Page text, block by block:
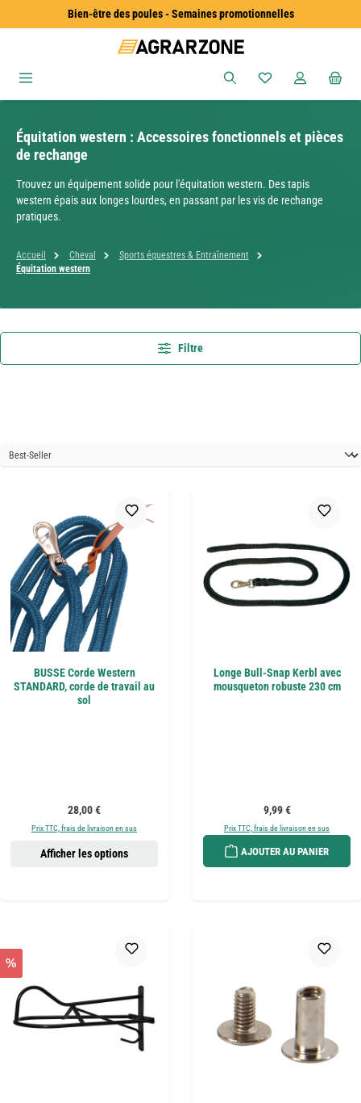
Passer au contenu principalBien-être des poules - Semaines promotionnelles
Vous avez 0
Équitation western : Accessoires fonctionnels et pièces
de rechange
Trouvez un équipement solide pour l'équitation western. Des tapis
western épais aux longes lourdes, en passant par les vis de rechange
pratiques.
Accueil Cheval
Sports équestres & Entraînement
Équitation western
Filtre
BUSSE Corde Western
STANDARD, corde de travail au
sol
Prix régulier :
28,00 €
Prix TTC, frais de livraison en sus
Afficher les options
Longe Bull-Snap Kerbl avec
mousqueton robuste 230 cm
Prix régulier :
9,99 €
Prix TTC, frais de livraison en sus
AJOUTER AU PANIER
%